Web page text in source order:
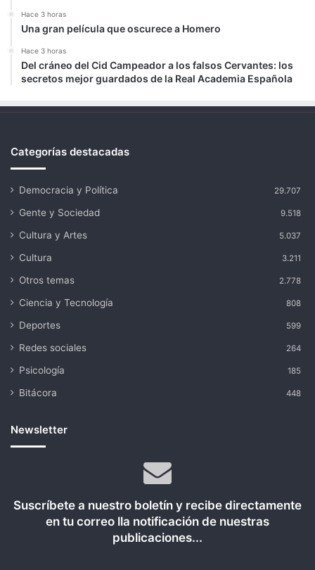
Hace 3 horas
Una gran película que oscurece a Homero
Hace 3 horas
Del cráneo del Cid Campeador a los falsos Cervantes: los
secretos mejor guardados de la Real Academia Española
Categorías destacadas
Democracia y Política 29.707
Gente y Sociedad 9.518
Cultura y Artes 5.037
Cultura 3.211
Otros temas 2.778
Ciencia y Tecnología 808
Deportes 599
Redes sociales 264
Psicología 185
Bitácora 448
Newsletter
Suscríbete a nuestro boletín y recibe directamente
en tu correo lla notificación de nuestras
publicaciones...